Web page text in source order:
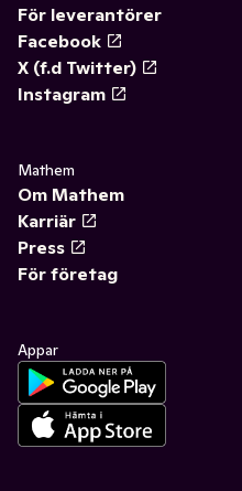
För leverantörer
Facebook
X (f.d Twitter)
Instagram
Mathem
Om Mathem
Karriär
Press
För företag
Appar